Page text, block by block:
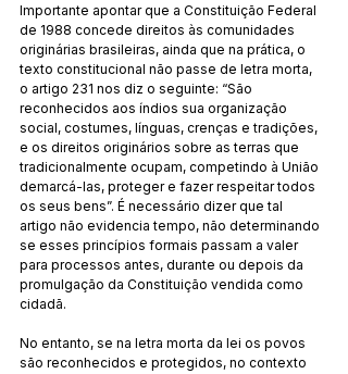
Importante apontar que a Constituição Federal
de 1988 concede direitos às comunidades
originárias brasileiras, ainda que na prática, o
texto constitucional não passe de letra morta,
o artigo 231 nos diz o seguinte: “São
reconhecidos aos índios sua organização
social, costumes, línguas, crenças e tradições,
e os direitos originários sobre as terras que
tradicionalmente ocupam, competindo à União
demarcá-las, proteger e fazer respeitar todos
os seus bens”. É necessário dizer que tal
artigo não evidencia tempo, não determinando
se esses princípios formais passam a valer
para processos antes, durante ou depois da
promulgação da Constituição vendida como
cidadã.
No entanto, se na letra morta da lei os povos
são reconhecidos e protegidos, no contexto